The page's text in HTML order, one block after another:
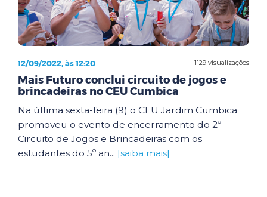
1129 visualizações
12/09/2022, às 12:20
Mais Futuro conclui circuito de jogos e
brincadeiras no CEU Cumbica
Na última sexta-feira (9) o CEU Jardim Cumbica
promoveu o evento de encerramento do 2º
Circuito de Jogos e Brincadeiras com os
estudantes do 5º an... [saiba mais]